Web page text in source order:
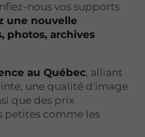
nous vos supports
une nouvelle
photos, archives
au Québec, alliant
une qualité d'image
que des prix
petites comme les